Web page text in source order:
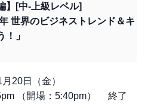
】[中-上級レベル]
世界のビジネストレンド＆キ
！」
20日（金）
（開場：5:40pm） 終了